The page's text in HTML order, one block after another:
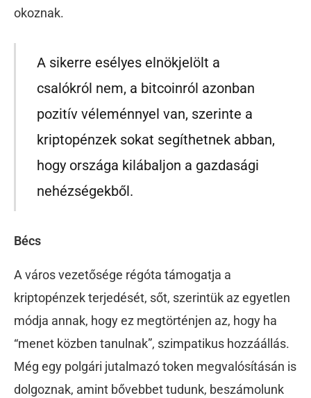
okoznak.
A sikerre esélyes elnökjelölt a
csalókról nem, a bitcoinról azonban
pozitív véleménnyel van, szerinte a
kriptopénzek sokat segíthetnek abban,
hogy országa kilábaljon a gazdasági
nehézségekből.
Bécs
A város vezetősége régóta támogatja a
kriptopénzek terjedését, sőt, szerintük az egyetlen
módja annak, hogy ez megtörténjen az, hogy ha
“menet közben tanulnak”, szimpatikus hozzáállás.
Még egy polgári jutalmazó token megvalósításán is
dolgoznak, amint bővebbet tudunk, beszámolunk